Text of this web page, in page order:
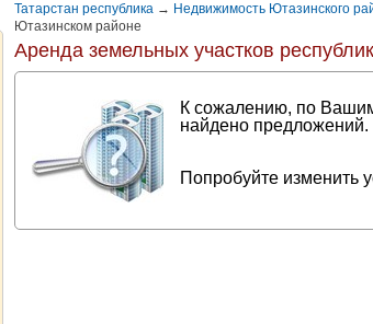
Татарстан республика → Недвижимость Ютазинского
Ютазинском районе
Аренда земельных участков
К сожалению, по
найдено предложений.
Попробуйте изменить